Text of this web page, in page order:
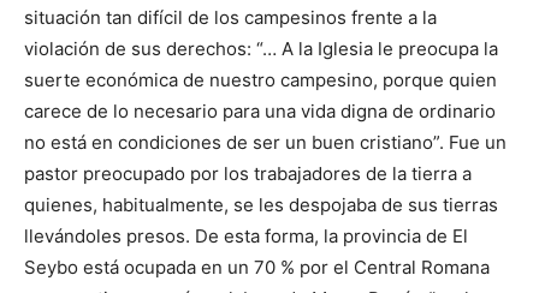
situación tan difícil de los campesinos frente a la
violación de sus derechos: “… A la Iglesia le preocupa la
suerte económica de nuestro campesino, porque quien
carece de lo necesario para una vida digna de ordinario
no está en condiciones de ser un buen cristia­no”. Fue un
pastor preocupado por los trabajadores de la tierra a
quienes, habitualmen­te, se les despojaba de sus tierras
llevándoles presos. De esta forma, la provincia de El
Seybo está ocupada en un 70 % por el Central Romana